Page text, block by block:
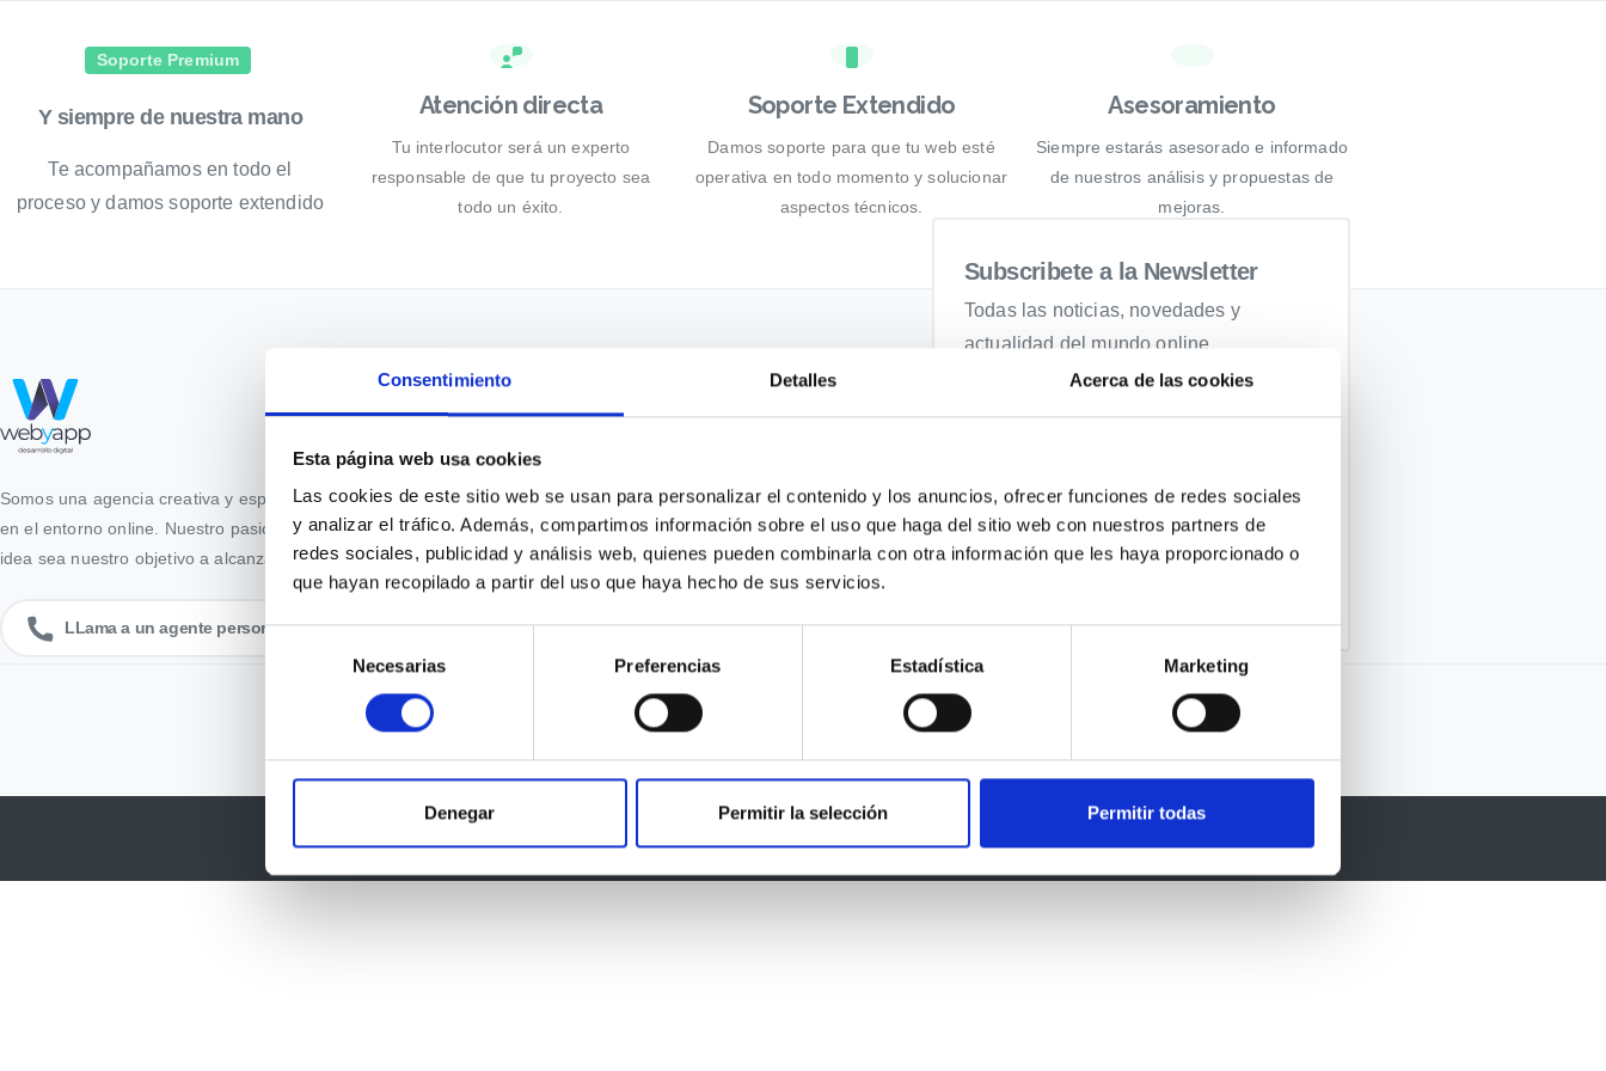
Consentimiento Detalles Acerca de las cookies
Esta página web usa cookies
Las cookies de este sitio web se usan para personalizar el contenido y los anuncios, ofrecer funciones de redes sociales
y analizar el tráfico. Además, compartimos información sobre el uso que haga del sitio web con nuestros partners de
redes sociales, publicidad y análisis web, quienes pueden combinarla con otra información que les haya proporcionado o
que hayan recopilado a partir del uso que haya hecho de sus servicios.
consentimiento
Necesarias Preferencias Estadística Marketing
Denegar Permitir la selección Permitir todas
Soporte Premium
Y siempre de nuestra mano
Te acompañamos en todo el
proceso y damos soporte extendido
Atención directa
Tu interlocutor será un experto
responsable de que tu proyecto sea
todo un éxito.
Soporte Extendido
Damos soporte para que tu web esté
operativa en todo momento y solucionar
aspectos técnicos.
Asesoramiento
Siempre estarás asesorado e informado
de nuestros análisis y propuestas de
mejoras.
Somos una agencia creativa y especializada
en el entorno online. Nuestro pasión, que tu
idea sea nuestro objetivo a alcanzar.
LLama a un agente personal
Compañía
Sobre Nosotros
El equipo
Social Media
Política de Privacidad
Política de Cookies
Subscribete a la Newsletter
Todas las noticias, novedades y
actualidad del mundo online
Copyright © | Hecho para que tu negocio Cuide a sus clientes.